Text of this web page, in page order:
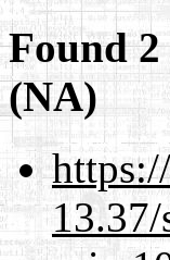
Found
(NA)